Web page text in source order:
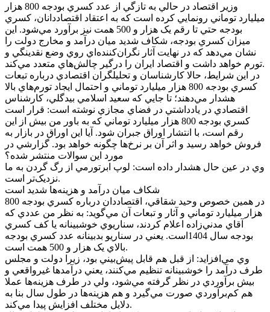
وزير اقتصاد در حالي به تازگي از عدد کسري بودجه 800 هزار
ميليارد توماني رونمايي کرده است که به اعتقاد اقتصاددانان، کسري
بودجه حتي تا رقم يک هزار و 500 همت نيز برآورد مي‌شود. اين
ميزان کسري بودجه، شکاف شديد ميان درآمد و مخارج دولت را
نشان مي‌دهد که در نهايت آثار نگران‌کننده‌اي روي وضع نقدينگي و
تورم خواهد داشت و اقتصاد ايران را درگير چالش‌هاي متعدد مي‌کند.
در اين شرايط، حالا کارشناسان و تحليلگران اقتصادي درباره تبعات
کسري بودجه 800 هزار ميليارد توماني و احتمال ايجاد تورم‌هاي بالا
هشدار مي‌دهند؛ تا جايي که سعيد اسلامي بيدگلي، کارشناس
اقتصادي در يادداشتي در فضاي مجازي نوشته است: قرار است
کسري بودجه 800 هزار ميليارد توماني که به باور من بيش از اين
رقم است، با انتشار اوراق جبران شود. آيا اين اوراق در بازار به
فروش خواهد رسيد و اثر آن بر نرخ‌ها چگونه خواهد بود. گزارشي در
مورد اين سوالات منتشر شده؟
وي در عين حال هشدار داده است: لوپ ابرتورمي از رگ گردن به ما
نزديک‌تر است.
شکاف ميان درآمد و هزينه‌ها شديد است
در همين خصوص وحيد شقاقي، اقتصاددان درباره کسري بودجه 800
هزار ميليارد توماني و آثار و تبعات آن مي‌گويد: به نظر من عددي که
آقاي مدني‌زاده اعلام کردند، سناريوي خوشبينانه يا کف کسري
بودجه سال 1404است. يعني در سناريو بدبينانه عدد کسري بودجه
بالاي يک هزار و 500 همت است.
وي مي‌افزايد: از قبل هم قابل پيش‌بيني بود، زيرا دولت و مجلس
طرف درآمد را خوشبينانه تنظيم مي‌کنند، يعني درآمدها غيرواقعي و
بيش برآوردي در نظر گرفته مي‌شود، ولي در طرف هزينه‌ها عملا
هم کم‌برآوردي صورت مي‌گيرد و هم هزينه‌ها در طول سال بنا به
دلايل مختلف افزايش پيدا مي‌کند.